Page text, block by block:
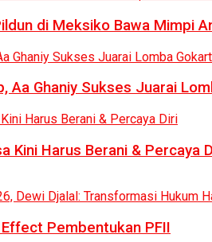
di Meksiko Bawa Mimpi
Aa Ghaniy Sukses Juarai
Kini Harus Berani & Percaya
Pembentukan PFII